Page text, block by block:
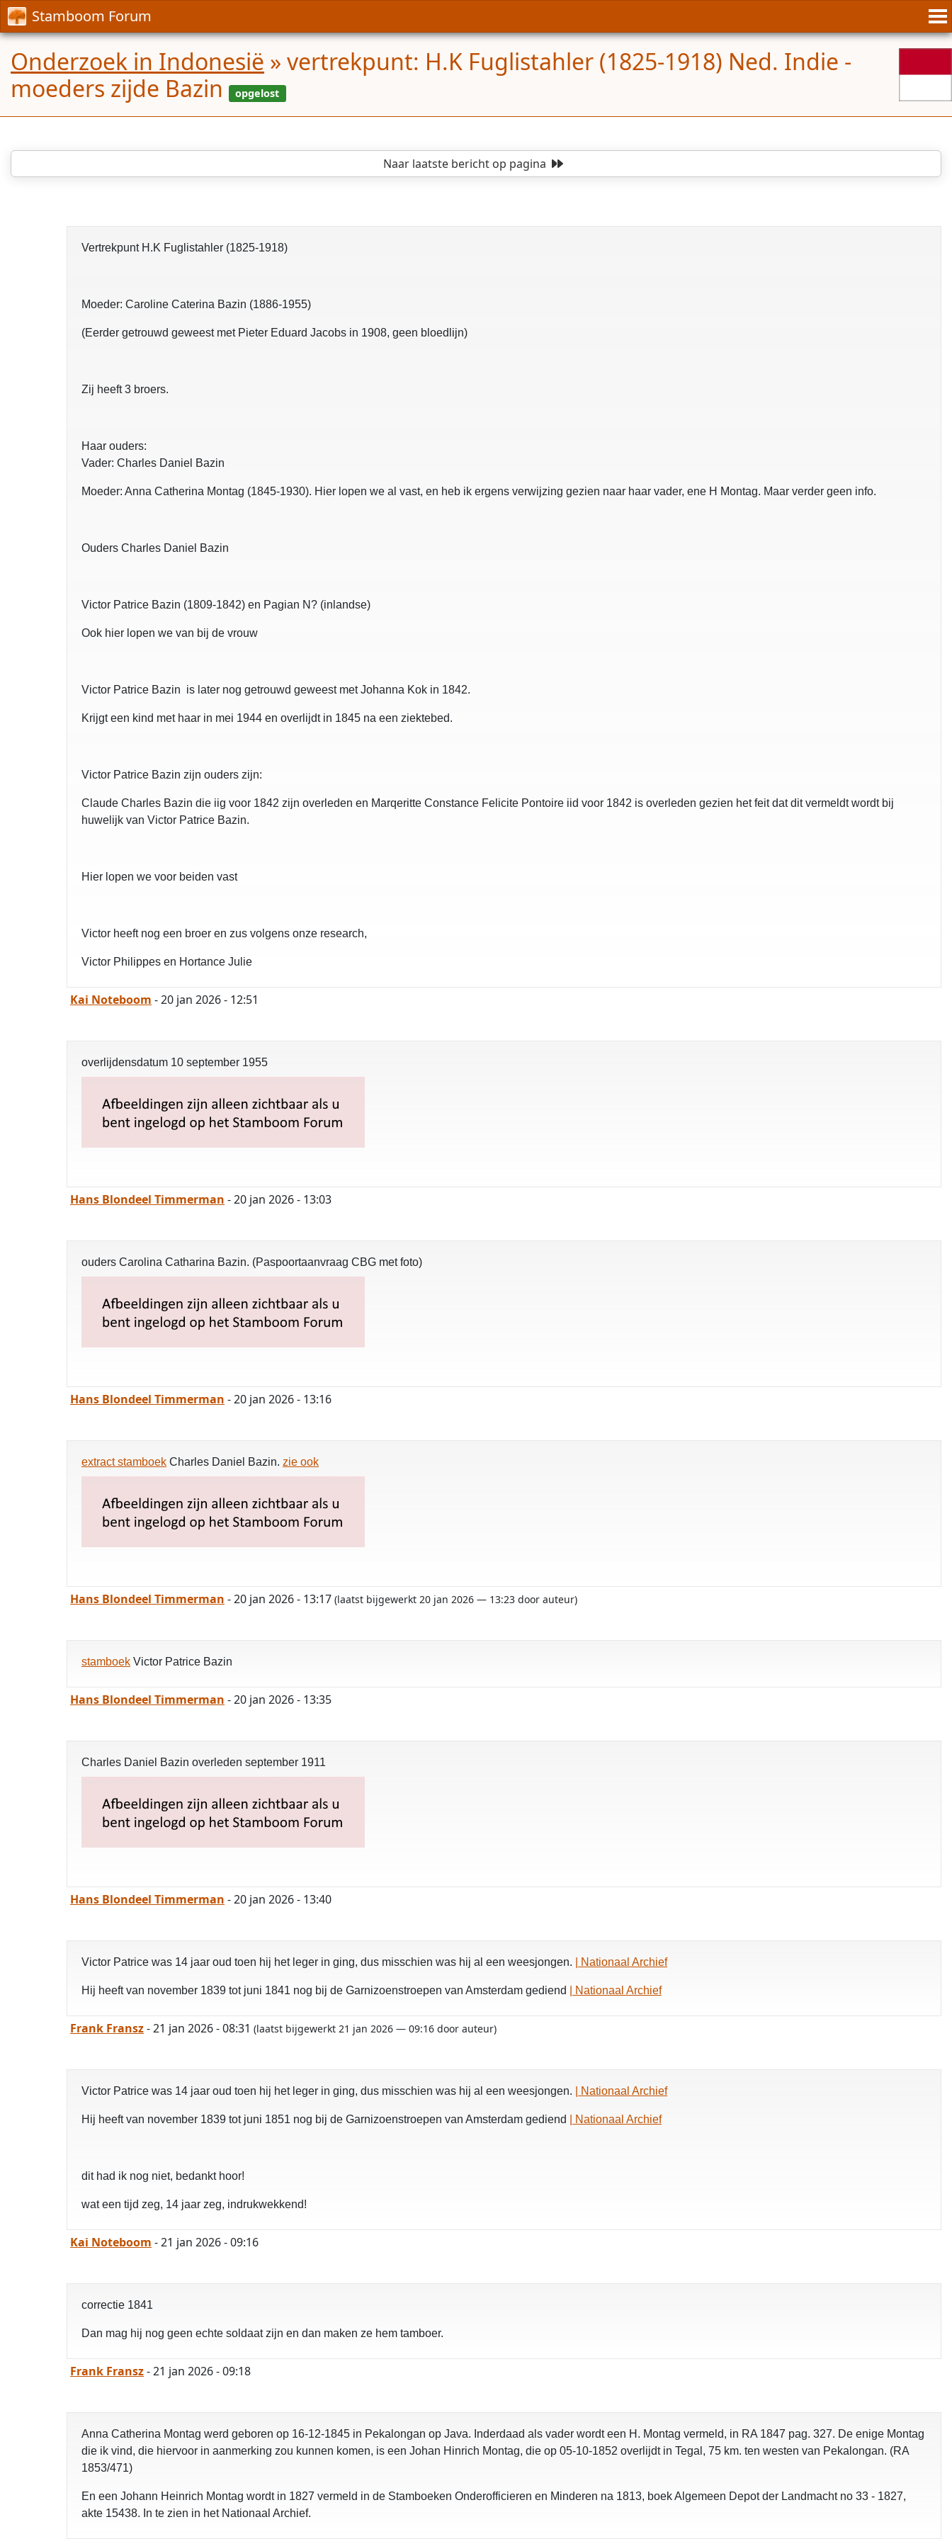
Stamboom Forum
Onderzoek in Indonesië » vertrekpunt: H.K Fuglistahler (1825-1918) Ned. Indie -
moeders zijde Bazin
opgelost
Naar laatste berichtop pagina
Vertrekpunt H.K Fuglistahler (1825-1918)
Moeder: Caroline Caterina Bazin (1886-1955)
(Eerder getrouwd geweest met Pieter Eduard Jacobs in 1908, geen bloedlijn)
Zij heeft 3 broers.
Haar ouders:
Vader: Charles Daniel Bazin
Moeder: Anna Catherina Montag (1845-1930). Hier lopen we al vast, en heb ik ergens verwijzing gezien naar haar vader, ene H Montag. Maar verder geen info.
Ouders Charles Daniel Bazin
Victor Patrice Bazin (1809-1842) en Pagian N? (inlandse)
Ook hier lopen we van bij de vrouw
Victor Patrice Bazin is later nog getrouwd geweest met Johanna Kok in 1842.
Krijgt een kind met haar in mei 1944 en overlijdt in 1845 na een ziektebed.
Victor Patrice Bazin zijn ouders zijn:
Claude Charles Bazin die iig voor 1842 zijn overleden en Marqeritte Constance Felicite Pontoire iid voor 1842 is overleden gezien het feit dat dit vermeldt wordt bij
huwelijk van Victor Patrice Bazin.
Hier lopen we voor beiden vast
Victor heeft nog een broer en zus volgens onze research,
Victor Philippes en Hortance Julie
Kai Noteboom - 20 jan 2026 - 12:51
overlijdensdatum 10 september 1955
Hans Blondeel Timmerman - 20 jan 2026 - 13:03
ouders Carolina Catharina Bazin. (Paspoortaanvraag CBG met foto)
Hans Blondeel Timmerman - 20 jan 2026 - 13:16
extract stamboek Charles Daniel Bazin. zie ook
Hans Blondeel Timmerman - 20 jan 2026 - 13:17 (laatst bijgewerkt 20 jan 2026 — 13:23 door auteur)
stamboek Victor Patrice Bazin
Hans Blondeel Timmerman - 20 jan 2026 - 13:35
Charles Daniel Bazin overleden september 1911
Hans Blondeel Timmerman - 20 jan 2026 - 13:40
Victor Patrice was 14 jaar oud toen hij het leger in ging, dus misschien was hij al een weesjongen. | Nationaal Archief
Hij heeft van november 1839 tot juni 1841 nog bij de Garnizoenstroepen van Amsterdam gediend | Nationaal Archief
Frank Fransz- 21 jan 2026 - 08:31 (laatst bijgewerkt 21 jan 2026 — 09:16 door auteur)
Victor Patrice was 14 jaar oud toen hij het leger in ging, dus misschien was hij al een weesjongen. | Nationaal Archief
Hij heeft van november 1839 tot juni 1851 nog bij de Garnizoenstroepen van Amsterdam gediend | Nationaal Archief
dit had ik nog niet, bedankt hoor!
wat een tijd zeg, 14 jaar zeg, indrukwekkend!
Kai Noteboom - 21 jan 2026 - 09:16
correctie 1841
Dan mag hij nog geen echte soldaat zijn en dan maken ze hem tamboer.
Frank Fransz- 21 jan 2026 - 09:18
Anna Catherina Montag werd geboren op 16-12-1845 in Pekalongan op Java. Inderdaad als vader wordt een H. Montag vermeld, in RA 1847 pag. 327. De enige Montag
die ik vind, die hiervoor in aanmerking zou kunnen komen, is een Johan Hinrich Montag, die op 05-10-1852 overlijdt in Tegal, 75 km. ten westen van Pekalongan. (RA
1853/471)
En een Johann Heinrich Montag wordt in 1827 vermeld in de Stamboeken Onderofficieren en Minderen na 1813, boek Algemeen Depot der Landmacht no 33 - 1827,
akte 15438. In te zien in het Nationaal Archief.